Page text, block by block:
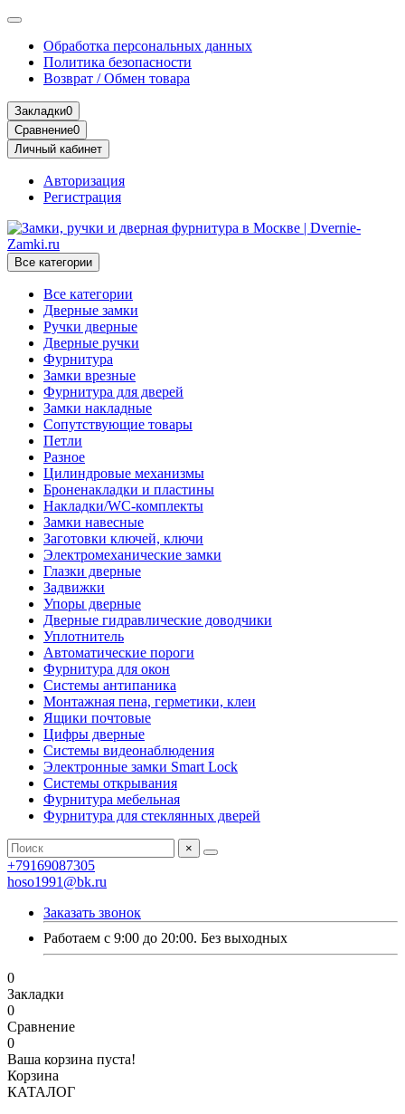
Обработка персональных данных
Политика безопасности
Возврат / Обмен товара
Закладки0
Сравнение0
Личный кабинет
Авторизация
Регистрация
Все категории
Все категории
Дверные замки
Ручки дверные
Дверные ручки
Фурнитура
Замки врезные
Фурнитура для дверей
Замки накладные
Сопутствующие товары
Петли
Разное
Цилиндровые механизмы
Броненакладки и пластины
Накладки/WC-комплекты
Замки навесные
Заготовки ключей, ключи
Электромеханические замки
Глазки дверные
Задвижки
Упоры дверные
Дверные гидравлические доводчики
Уплотнитель
Автоматические пороги
Фурнитура для окон
Системы антипаника
Монтажная пена, герметики, клеи
Ящики почтовые
Цифры дверные
Системы видеонаблюдения
Электронные замки Smart Lock
Системы открывания
Фурнитура мебельная
Фурнитура для стеклянных дверей
×
+79169087305
hoso1991@bk.ru
Заказать звонок
Работаем с 9:00 до 20:00. Без выходных
0
Закладки
0
Сравнение
0
Ваша корзина пуста!
Корзина
КАТАЛОГ